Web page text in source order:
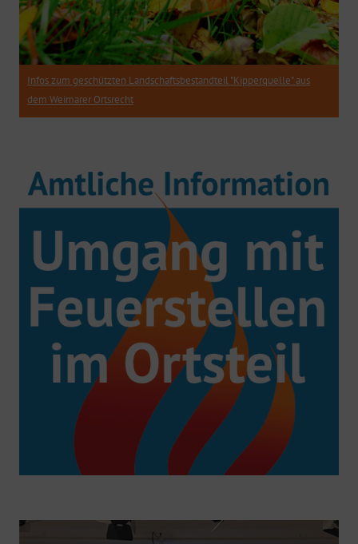
Infos zum geschützten Landschaftsbestandteil "Kipperquelle" aus
dem Weimarer Ortsrecht